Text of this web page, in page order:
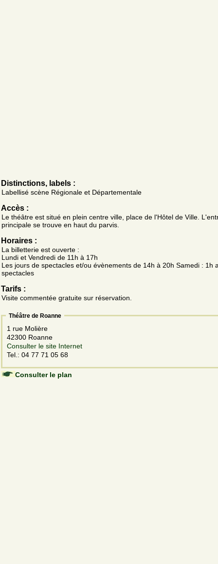
Distinctions, labels :
Labellisé scène Régionale et Départementale
Accès :
Le théâtre est situé en plein centre ville, place de l'Hôtel de Ville.
principale se trouve en haut du parvis.
Horaires :
La billetterie est ouverte :
Lundi et Vendredi de 11h à 17h
Les jours de spectacles et/ou évènements de 14h à 20h Samedi : 1h
spectacles
Tarifs :
Visite commentée gratuite sur réservation.
Théâtre de Roanne
1 rue Molière
42300 Roanne
Consulter le site Internet
Tel.: 04 77 71 05 68
Consulter le plan